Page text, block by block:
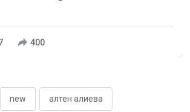
400
new алтен алиева